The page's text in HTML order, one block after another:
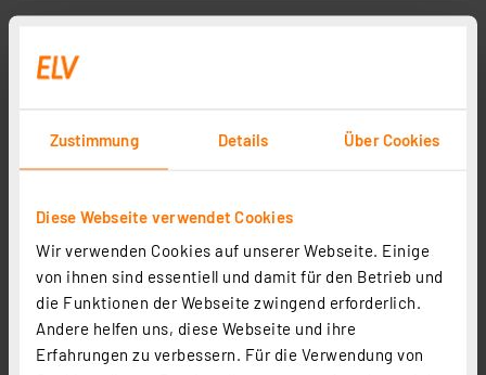
Zustimmung Details Über Cookies
Diese Webseite verwendet Cookies
Wir verwenden Cookies auf unserer Webseite. Einige
von ihnen sind essentiell und damit für den Betrieb und
die Funktionen der Webseite zwingend erforderlich.
Andere helfen uns, diese Webseite und ihre
Erfahrungen zu verbessern. Für die Verwendung von
Homematic IP Smart Home 2er-Set LED Controller –
RGBW HmIP-RGBW
Artikel-Nr. 253773
2 3 4 5 (3)